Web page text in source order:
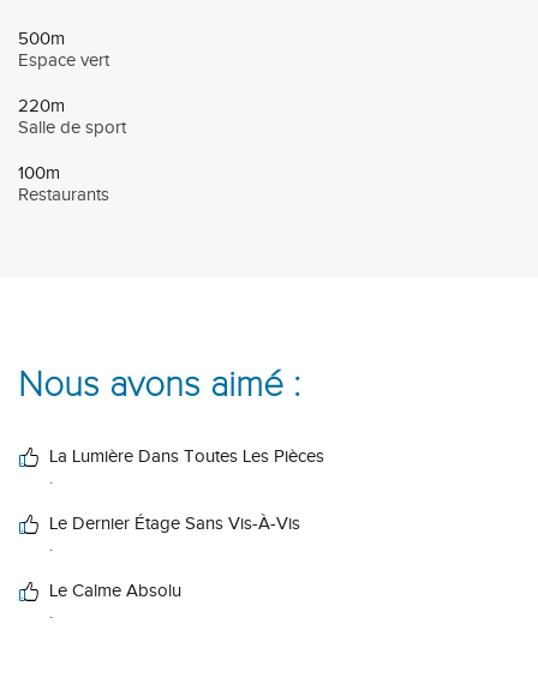
500m
Espace vert
220m
Salle de sport
100m
Restaurants
Nous avons aimé :
La Lumière Dans Toutes Les Pièces
Le Dernier Étage Sans Vis-À-Vis
Le Calme Absolu